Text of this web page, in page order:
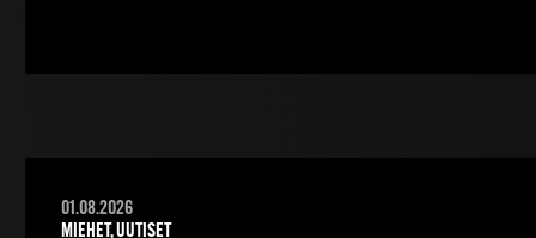
01.08.2026
MIEHET, UUTISET